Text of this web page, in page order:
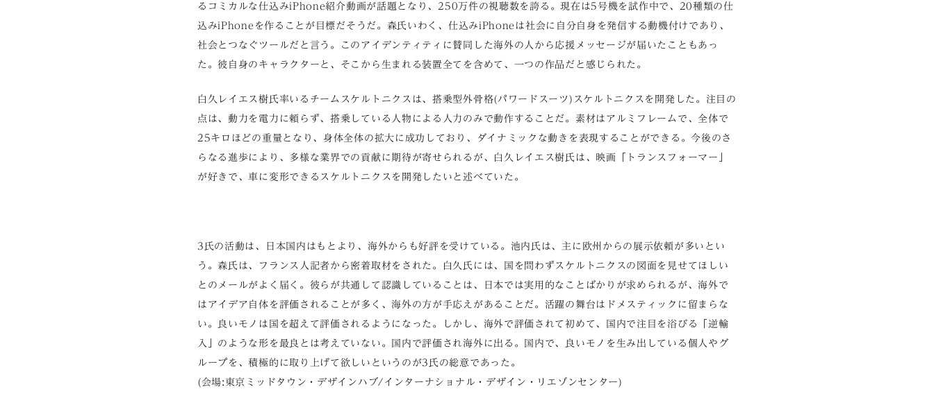
るコミカルな仕込みiPhone紹介動画が話題となり、250万件の視聴数を誇る。現在は5号機を試作中で、20種類の仕
込みiPhoneを作ることが目標だそうだ。森氏いわく、仕込みiPhoneは社会に自分自身を発信する動機付けであり、
社会とつなぐツールだと言う。このアイデンティティに賛同した海外の人から応援メッセージが届いたこともあっ
た。彼自身のキャラクターと、そこから生まれる装置全てを含めて、一つの作品だと感じられた。
白久レイエス樹氏率いるチームスケルトニクスは、搭乗型外骨格(パワードスーツ)スケルトニクスを開発した。注目の
点は、動力を電力に頼らず、搭乗している人物による人力のみで動作することだ。素材はアルミフレームで、全体で
25キロほどの重量となり、身体全体の拡大に成功しており、ダイナミックな動きを表現することができる。今後のさ
らなる進歩により、多様な業界での貢献に期待が寄せられるが、白久レイエス樹氏は、映画「トランスフォーマー」
が好きで、車に変形できるスケルトニクスを開発したいと述べていた。
3氏の活動は、日本国内はもとより、海外からも好評を受けている。池内氏は、主に欧州からの展示依頼が多いとい
う。森氏は、フランス人記者から密着取材をされた。白久氏には、国を問わずスケルトニクスの図面を見せてほしい
とのメールがよく届く。彼らが共通して認識していることは、日本では実用的なことばかりが求められるが、海外で
はアイデア自体を評価されることが多く、海外の方が手応えがあることだ。活躍の舞台はドメスティックに留まらな
い。良いモノは国を超えて評価されるようになった。しかし、海外で評価されて初めて、国内で注目を浴びる「逆輸
入」のような形を最良とは考えていない。国内で評価され海外に出る。国内で、良いモノを生み出している個人やグ
ループを、積極的に取り上げて欲しいというのが3氏の総意であった。
(会場:東京ミッドタウン・デザインハブ/インターナショナル・デザイン・リエゾンセンター)